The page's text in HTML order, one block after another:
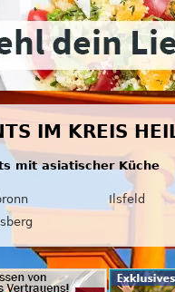
IM KREIS
mit asiatischer Küche
Ilsfeld